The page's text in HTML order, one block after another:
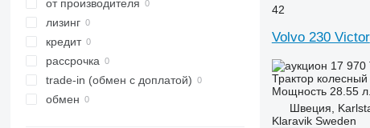
STX
Steiger
Vestrum
3640
3720
4052 R
4066
4430
4235
4255
4345
4708
5435
от производителя
лизинг
кредит
рассрочка
trade-in (обмен с доплатой)
обмен
42
Volvo 230 Victor
17 970
Трактор колесный
Мощность 28.55
Швеция,
Klaravik Sweden